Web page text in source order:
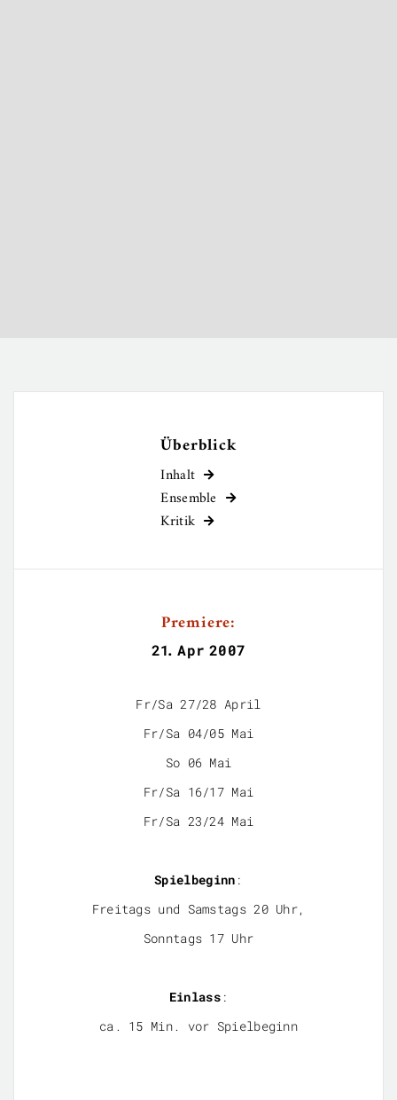
Überblick
Inhalt 
Ensemble 
Kritik 
Premiere:
21. Apr 2007
Fr/Sa 27/28 April
Fr/Sa 04/05 Mai
So 06 Mai
Fr/Sa 16/17 Mai
Fr/Sa 23/24 Mai
Spielbeginn :
Freitags und Samstags 20 Uhr,
Sonntags 17 Uhr
Einlass:
ca. 15 Min. vor Spielbeginn